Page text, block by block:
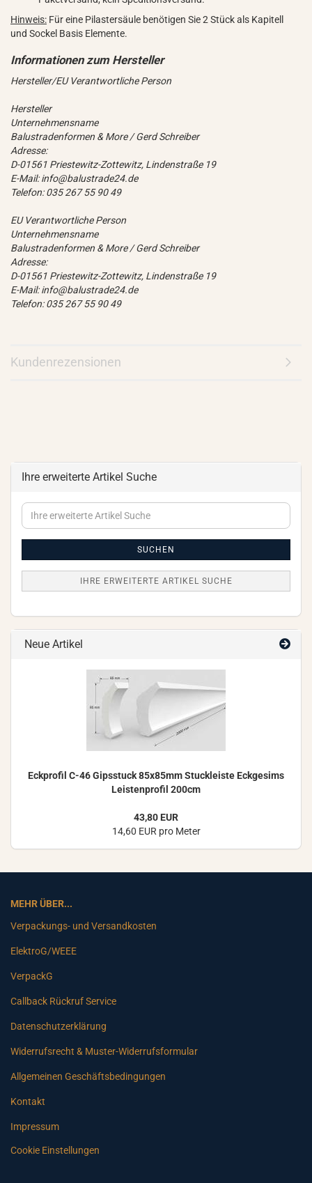
Hinweis: Für eine Pilastersäule benötigen Sie 2 Stück als Kapitell
und Sockel Basis Elemente.
Hersteller/EU Verantwortliche Person
Hersteller
Unternehmensname
Balustradenformen & More / Gerd Schreiber
Adresse:
D-01561 Priestewitz-Zottewitz, Lindenstraße 19
E-Mail: info@balustrade24.de
Telefon: 035 267 55 90 49
EU Verantwortliche Person
Unternehmensname
Balustradenformen & More / Gerd Schreiber
Adresse:
D-01561 Priestewitz-Zottewitz, Lindenstraße 19
E-Mail: info@balustrade24.de
Telefon: 035 267 55 90 49
Kundenrezensionen
Ihre erweiterte Artikel Suche
Ihre
erweiterte
SUCHEN
IHRE ERWEITERTE ARTIKEL SUCHE
Neue Artikel
Eck­pro­fil C-46 Gips­stuck 85x85mm Stuck­leis­te Eck­ge­sims
Leis­ten­pro­fil 200cm
43,80 EUR
14,60 EUR pro Meter
MEHR ÜBER...
Verpackungs- und Versandkosten
ElektroG/WEEE
VerpackG
Callback Rückruf Service
Datenschutzerklärung
Widerrufsrecht & Muster-Widerrufsformular
Allgemeinen Geschäftsbedingungen
Kontakt
Impressum
Cookie Einstellungen